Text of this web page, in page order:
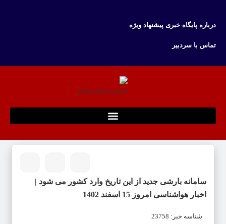
درباره پایگاه خبری پیشنهاد ویژه
تماس با سردبیر
سامانه بارشی جدید از این تاریخ وارد کشور می شود |
اخبار هواشناسی امروز 15 اسفند 1402
شناسه خبر: 23758